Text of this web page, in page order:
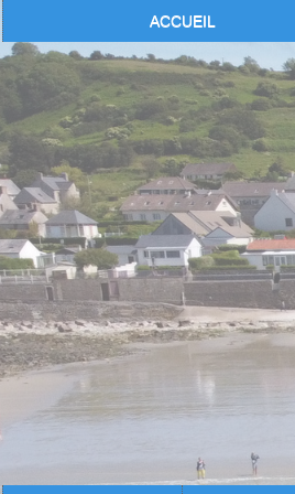
ACCUEIL